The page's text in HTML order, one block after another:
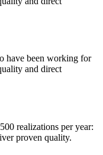
have been working for
and direct
realizations per year:
proven quality.